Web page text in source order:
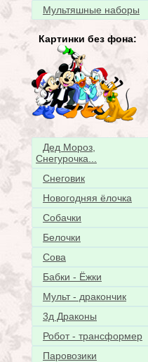
Мультяшные наборы
Картинки без фона:
Дед Мороз,
Снегурочка...
Снеговик
Новогодняя ёлочка
Собачки
Белочки
Сова
Бабки - Ёжки
Мульт - дракончик
3д Драконы
Робот - трансформер
Паровозики